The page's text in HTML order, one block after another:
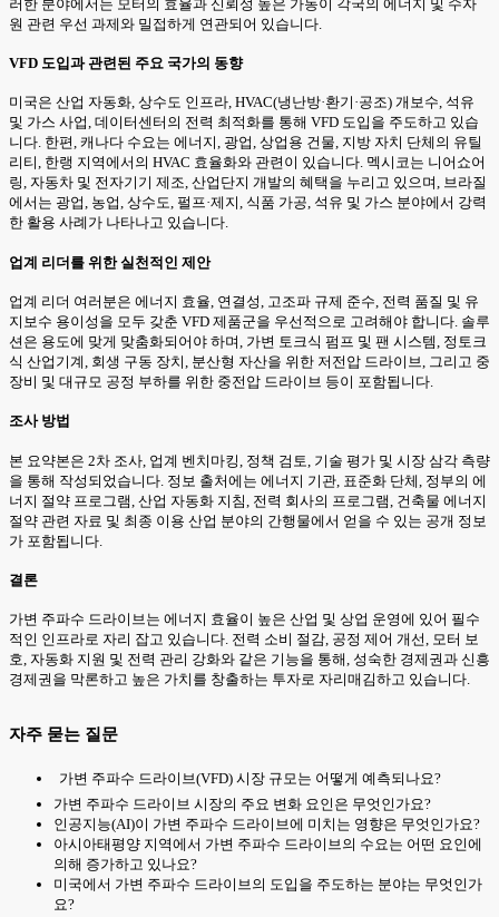
러한 분야에서는 모터의 효율과 신뢰성 높은 가동이 각국의 에너지 및 수자
원 관련 우선 과제와 밀접하게 연관되어 있습니다.
VFD 도입과 관련된 주요 국가의 동향
미국은 산업 자동화, 상수도 인프라, HVAC(냉난방·환기·공조) 개보수, 석유
및 가스 사업, 데이터센터의 전력 최적화를 통해 VFD 도입을 주도하고 있습
니다. 한편, 캐나다 수요는 에너지, 광업, 상업용 건물, 지방 자치 단체의 유틸
리티, 한랭 지역에서의 HVAC 효율화와 관련이 있습니다. 멕시코는 니어쇼어
링, 자동차 및 전자기기 제조, 산업단지 개발의 혜택을 누리고 있으며, 브라질
에서는 광업, 농업, 상수도, 펄프·제지, 식품 가공, 석유 및 가스 분야에서 강력
한 활용 사례가 나타나고 있습니다.
업계 리더를 위한 실천적인 제안
업계 리더 여러분은 에너지 효율, 연결성, 고조파 규제 준수, 전력 품질 및 유
지보수 용이성을 모두 갖춘 VFD 제품군을 우선적으로 고려해야 합니다. 솔루
션은 용도에 맞게 맞춤화되어야 하며, 가변 토크식 펌프 및 팬 시스템, 정토크
식 산업기계, 회생 구동 장치, 분산형 자산을 위한 저전압 드라이브, 그리고 중
장비 및 대규모 공정 부하를 위한 중전압 드라이브 등이 포함됩니다.
조사 방법
본 요약본은 2차 조사, 업계 벤치마킹, 정책 검토, 기술 평가 및 시장 삼각 측량
을 통해 작성되었습니다. 정보 출처에는 에너지 기관, 표준화 단체, 정부의 에
너지 절약 프로그램, 산업 자동화 지침, 전력 회사의 프로그램, 건축물 에너지
절약 관련 자료 및 최종 이용 산업 분야의 간행물에서 얻을 수 있는 공개 정보
가 포함됩니다.
결론
가변 주파수 드라이브는 에너지 효율이 높은 산업 및 상업 운영에 있어 필수
적인 인프라로 자리 잡고 있습니다. 전력 소비 절감, 공정 제어 개선, 모터 보
호, 자동화 지원 및 전력 관리 강화와 같은 기능을 통해, 성숙한 경제권과 신흥
경제권을 막론하고 높은 가치를 창출하는 투자로 자리매김하고 있습니다.
자주 묻는 질문
가변 주파수 드라이브(VFD) 시장 규모는 어떻게 예측되나요?
가변 주파수 드라이브 시장의 주요 변화 요인은 무엇인가요?
인공지능(AI)이 가변 주파수 드라이브에 미치는 영향은 무엇인가요?
아시아태평양 지역에서 가변 주파수 드라이브의 수요는 어떤 요인에
의해 증가하고 있나요?
미국에서 가변 주파수 드라이브의 도입을 주도하는 분야는 무엇인가
요?